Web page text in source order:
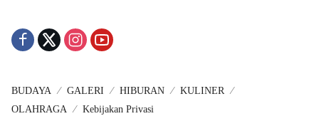
BUDAYA GALERI HIBURAN
KULINER
OLAHRAGA
Kebijakan Privasi